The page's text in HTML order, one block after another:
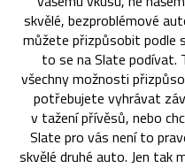
skvělé, bezproblémové
můžete přizpůsobit podle
to se na Slate podívat.
všechny možnosti
potřebujete vyhrávat
v tažení přívěsů, nebo
Slate pro vás není to
skvělé druhé auto. Jen tak